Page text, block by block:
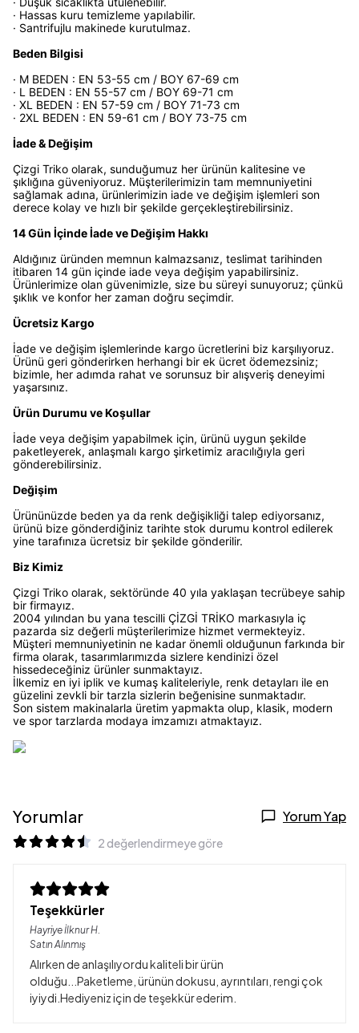
· Hassas kuru temizleme yapılabilir.
· Santrifujlu makinede kurutulmaz.
Beden Bilgisi
· M BEDEN : EN 53-55 cm / BOY 67-69 cm
· L BEDEN : EN 55-57 cm / BOY 69-71 cm
· XL BEDEN : EN 57-59 cm / BOY 71-73 cm
· 2XL BEDEN : EN 59-61 cm / BOY 73-75 cm
İade & Değişim
Çizgi Triko olarak, sunduğumuz her ürünün kalitesine ve
şıklığına güveniyoruz. Müşterilerimizin tam memnuniyetini
sağlamak adına, ürünlerimizin iade ve değişim işlemleri son
derece kolay ve hızlı bir şekilde gerçekleştirebilirsiniz.
14 Gün İçinde İade ve Değişim Hakkı
Aldığınız üründen memnun kalmazsanız, teslimat tarihinden
itibaren 14 gün içinde iade veya değişim yapabilirsiniz.
Ürünlerimize olan güvenimizle, size bu süreyi sunuyoruz; çünkü
şıklık ve konfor her zaman doğru seçimdir.
Ücretsiz Kargo
İade ve değişim işlemlerinde kargo ücretlerini biz karşılıyoruz.
Ürünü geri gönderirken herhangi bir ek ücret ödemezsiniz;
bizimle, her adımda rahat ve sorunsuz bir alışveriş deneyimi
yaşarsınız.
Ürün Durumu ve Koşullar
İade veya değişim yapabilmek için, ürünü uygun şekilde
paketleyerek, anlaşmalı kargo şirketimiz aracılığıyla geri
gönderebilirsiniz.
Değişim
Ürününüzde beden ya da renk değişikliği talep ediyorsanız,
ürünü bize gönderdiğiniz tarihte stok durumu kontrol edilerek
yine tarafınıza ücretsiz bir şekilde gönderilir.
Biz Kimiz
Çizgi Triko olarak, sektöründe 40 yıla yaklaşan tecrübeye sahip
bir firmayız.
2004 yılından bu yana tescilli ÇİZGİ TRİKO markasıyla iç
pazarda siz değerli müşterilerimize hizmet vermekteyiz.
Müşteri memnuniyetinin ne kadar önemli olduğunun farkında bir
firma olarak, tasarımlarımızda sizlere kendinizi özel
hissedeceğiniz ürünler sunmaktayız.
İlkemiz en iyi iplik ve kumaş kaliteleriyle, renk detayları ile en
güzelini zevkli bir tarzla sizlerin beğenisine sunmaktadır.
Son sistem makinalarla üretim yapmakta olup, klasik, modern
ve spor tarzlarda modaya imzamızı atmaktayız.
Yorumlar Yorum Yap
2 değerlendirmeye göre
Teşekkürler
Hayriye İlknurH.
Satın Alınmış
Alırken de anlaşılıyordu kaliteli bir ürün
olduğu...Paketleme, ürünün dokusu, ayrıntıları, rengi çok
iyiydi.Hediyeniz için de teşekkür ederim.